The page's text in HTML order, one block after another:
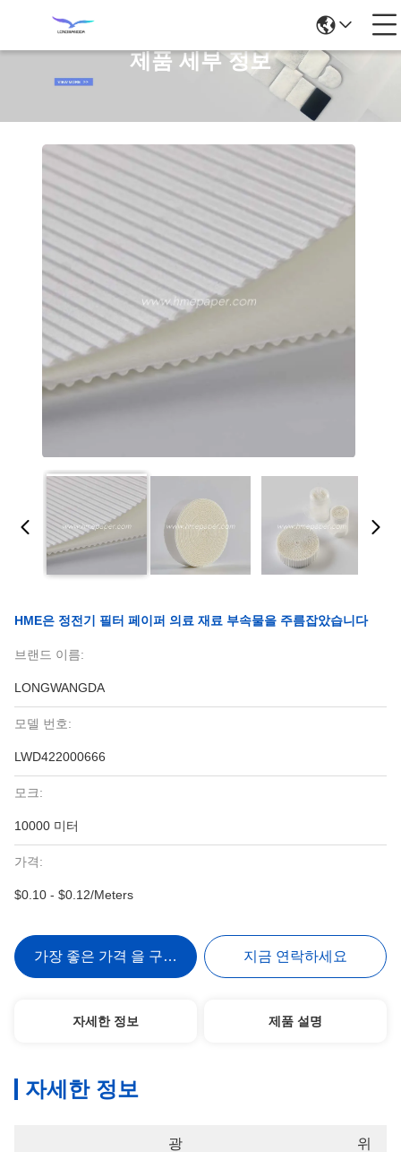
제품 세부 정보
HME은 정전기 필터 페이퍼 의료 재료 부속물을 주름잡았습니다
브랜드 이름:
LONGWANGDA
모델 번호:
LWD422000666
모크:
10000 미터
가격:
$0.10 - $0.12/Meters
가장 좋은 가격 을 구하라 지금 연락하세요
자세한 정보 제품 설명
자세한 정보
광
위